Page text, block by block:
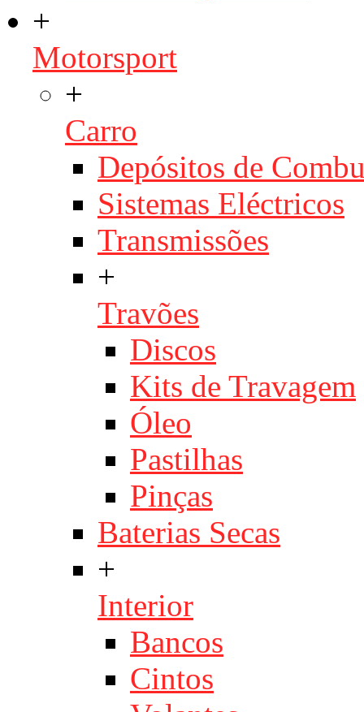
+
Motorsport
+
Carro
Depósitos de
Sistemas Eléctricos
Transmissões
+
Travões
Discos
Kits de Travagem
Óleo
Pastilhas
Pinças
Baterias Secas
+
Interior
Bancos
Cintos